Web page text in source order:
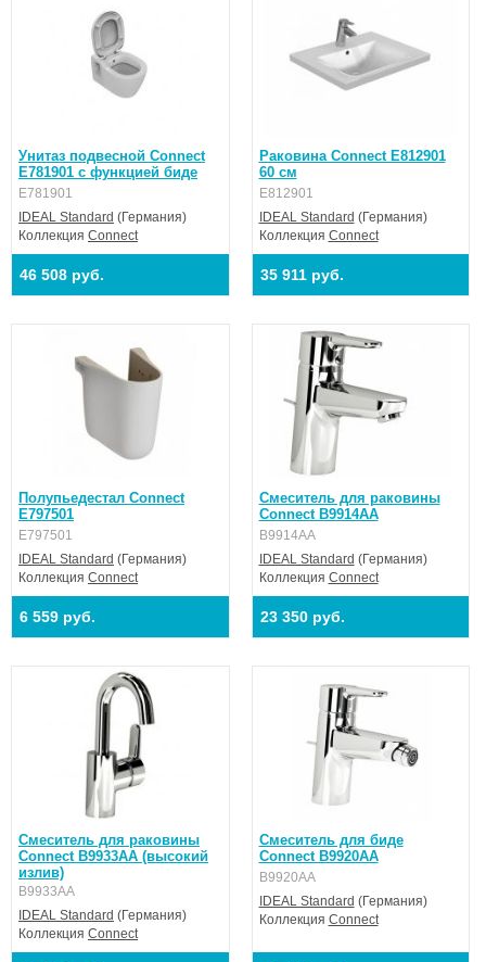
Унитаз подвесной Connect
E781901 с функцией биде
E781901
IDEAL Standard (Германия)
Коллекция Connect
46 508 руб.
Раковина Connect E812901
60 см
E812901
IDEAL Standard (Германия)
Коллекция Connect
35 911 руб.
Полупьедестал Connect
E797501
E797501
IDEAL Standard (Германия)
Коллекция Connect
6 559 руб.
Смеситель для раковины
Connect B9914AA
B9914AA
IDEAL Standard (Германия)
Коллекция Connect
23 350 руб.
Смеситель для раковины
Connect B9933AA (высокий
излив)
B9933AA
IDEAL Standard (Германия)
Коллекция Connect
Смеситель для биде
Connect B9920AA
B9920AA
IDEAL Standard (Германия)
Коллекция Connect